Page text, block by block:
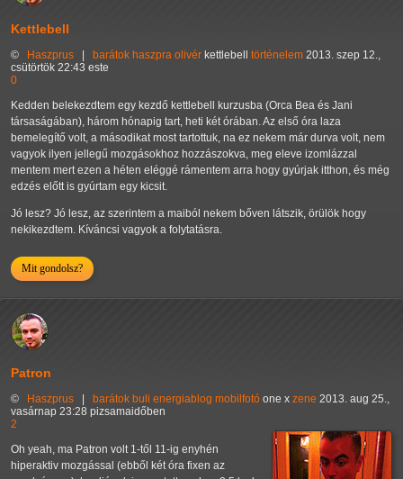
Kettlebell
© Haszprus barátok haszpra olivér kettlebell történelem 2013. szep 12.,
csütörtök 22:43 este
0
Kedden belekezdtem egy kezdő kettlebell kurzusba (Orca Bea és Jani
társaságában), három hónapig tart, heti két órában. Az első óra laza
bemelegítő volt, a másodikat most tartottuk, na ez nekem már durva volt, nem
vagyok ilyen jellegű mozgásokhoz hozzászokva, meg eleve izomlázzal
mentem mert ezen a héten eléggé rámentem arra hogy gyúrjak itthon, és még
edzés előtt is gyúrtam egy kicsit.
Jó lesz? Jó lesz, az szerintem a maiból nekem bőven látszik, örülök hogy
nekikezdtem. Kíváncsi vagyok a folytatásra.
Mit gondolsz?
Patron
© Haszprus barátok buli energiablog mobilfotó one x zene 2013. aug 25.,
vasárnap 23:28 pizsamaidőben
2
Oh yeah, ma Patron volt 1-től 11-ig enyhén
hiperaktiv mozgással (ebből két óra fixen az